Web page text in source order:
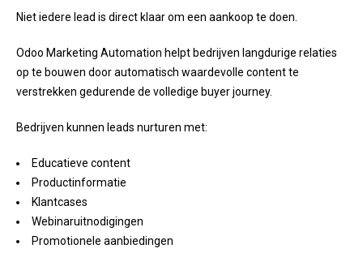
Niet iedere lead is direct klaar om een aankoop te doen.
Odoo Marketing Automation helpt bedrijven langdurige relaties
op te bouwen door automatisch waardevolle content te
verstrekken gedurende de volledige buyer journey.
Bedrijven kunnen leads nurturen met:
Educatieve content
Productinformatie
Klantcases
Webinaruitnodigingen
Promotionele aanbiedingen